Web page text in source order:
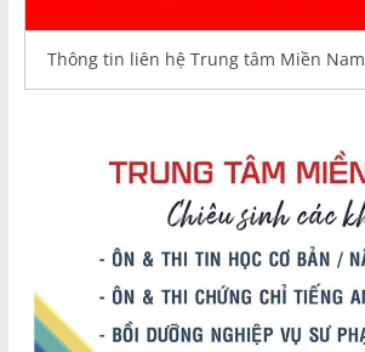
Thông tin liên hệ Trung tâm Miền Nam